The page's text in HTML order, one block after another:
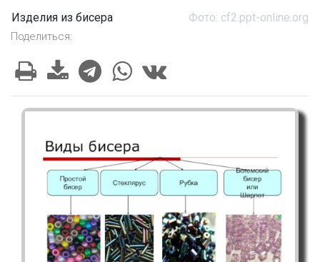
Изделия из бисера Фото: cf2.ppt-online.org
Поделиться: